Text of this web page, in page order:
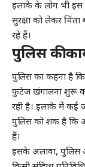
इलाके के लोग भी इस
सुरक्षा को लेकर
रहे हैं।
पुलिस की
पुलिस का कहना है
फुटेज खंगालना शुरू कर
रही है। इलाके में कई
पुलिस को शक है कि
हैं।
इसके अलावा, पुलिस